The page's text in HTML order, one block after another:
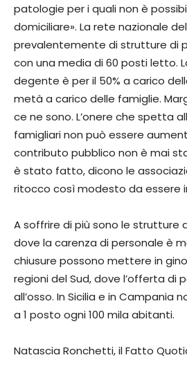
patologie per i quali non è
domiciliare». La rete nazionale
prevalente­mente di strutture di
con una me­dia di 60 posti letto.
degente è per il 50% a carico
metà a carico del­le famiglie.
ce ne sono. L’o­nere che spetta
famigliari non può essere
contributo pubblico non è mai
è stato fatto, dicono le
ritocco così modesto da essere
A soffrire di più sono le strutture
dove la carenza di personale è
chiusure possono mettere in
regioni del Sud, dove l’offerta di
all’osso. In Sicilia e in Campania
a 1 posto ogni 100 mila abitanti.
Natascia Ronchetti, il Fatto